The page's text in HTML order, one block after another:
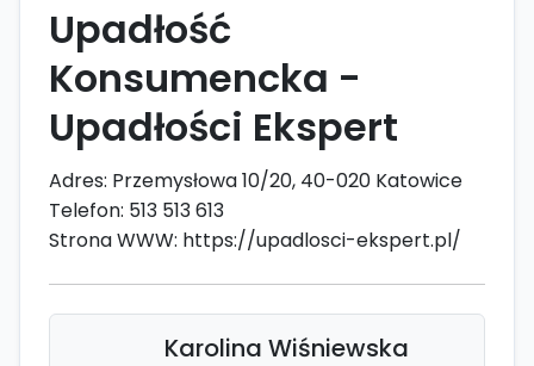
Upadłość
Konsumencka -
Upadłości Ekspert
Adres: Przemysłowa 10/20, 40-020 Katowice
Telefon: 513 513 613
Strona WWW: https://upadlosci-ekspert.pl/
Karolina Wiśniewska